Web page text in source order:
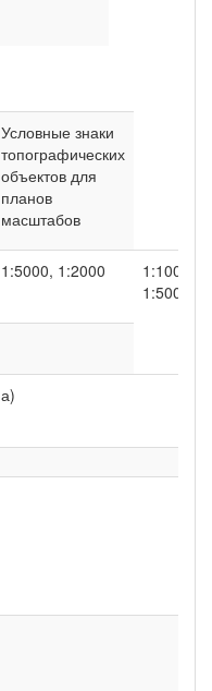
Условные знаки
топографических
объектов для
планов
масштабов
1:5000, 1:2000
1:1000,
1:500
а)